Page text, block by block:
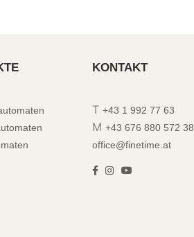
KONTAKT
T +43 1 992 77 63
M +43 676 880 572 38
office@finetime.at